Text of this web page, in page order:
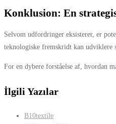
Konklusion: En
Selvom udfordringer eksisterer, er
teknologiske fremskridt kan udviklere
For en dybere forståelse af, hvordan
İlgili Yazılar
B10textile